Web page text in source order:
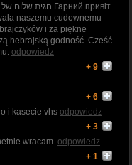
naszemu cudownemu
i za piękne
hebrajską godność. Cześć
odpowiedz
+ 9
+ 6
i kasecie vhs odpowiedz
+ 3
wracam. odpowiedz
+ 1